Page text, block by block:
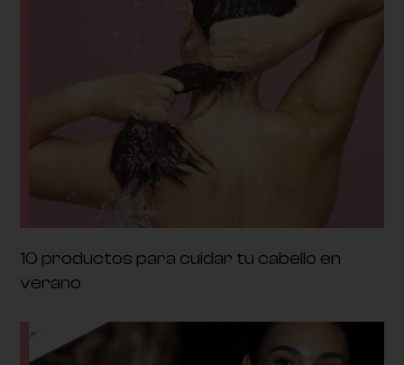
10 productos para cuidar tu cabello en
verano